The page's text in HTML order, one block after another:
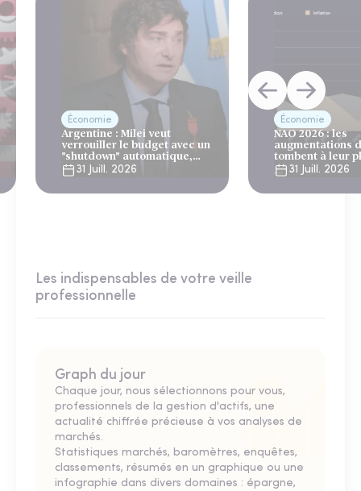
Économie
Argentine : Milei veut
verrouiller le budget avec un
"shutdown" automatique,
sous le regard bienveillant
du FMI
31 Juill. 2026
Économie
NAO 2026 : les
augmentations
tombent à leur
niveau depuis 4
31 Juill. 2026
Les indispensables de votre veille
professionnelle
Graph du jour
Chaque jour, nous sélectionnons pour vous,
professionnels de la gestion d'actifs, une
actualité chiffrée précieuse à vos analyses de
marchés.
Statistiques marchés, baromètres, enquêtes,
classements, résumés en un graphique ou une
infographie dans divers domaines : épargne,